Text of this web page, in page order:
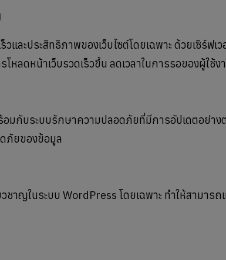
ละประสิทธิภาพของเว็บไซต์โดยเฉพาะ ด้วยเซิร์ฟเว
ลดหน้าเว็บรวดเร็วขึ้น ลดเวลาในการรอของผู้ใช้ง
กับระบบรักษาความปลอดภัยที่มีการอัปเดตอย่างต่
ภัยของข้อมูล
าญในระบบ WordPress โดยเฉพาะ ทำให้สามาร